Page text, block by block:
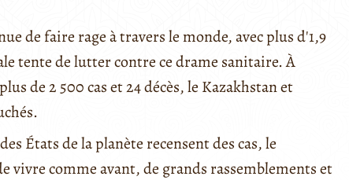
de faire rage à travers le monde, avec plus d'1,9
tente de lutter contre ce drame sanitaire. À
de 2 500 cas et 24 décès, le Kazakhstan et
États de la planète recensent des cas, le
comme avant, de grands rassemblements et